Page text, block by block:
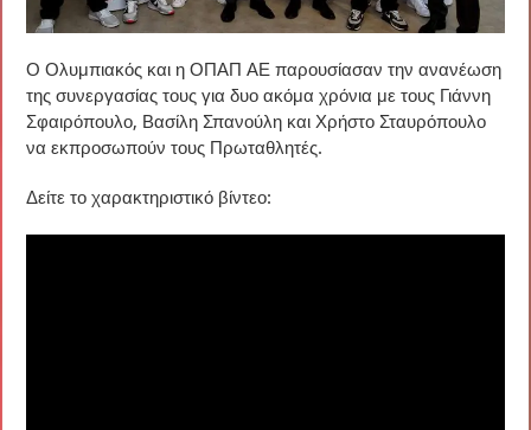
Ο Ολυμπιακός και η ΟΠΑΠ ΑΕ παρουσίασαν την ανανέωση
της συνεργασίας τους για δυο ακόμα χρόνια με τους Γιάννη
Σφαιρόπουλο, Βασίλη Σπανούλη και Χρήστο Σταυρόπουλο
να εκπροσωπούν τους Πρωταθλητές.
Δείτε το χαρακτηριστικό βίντεο: